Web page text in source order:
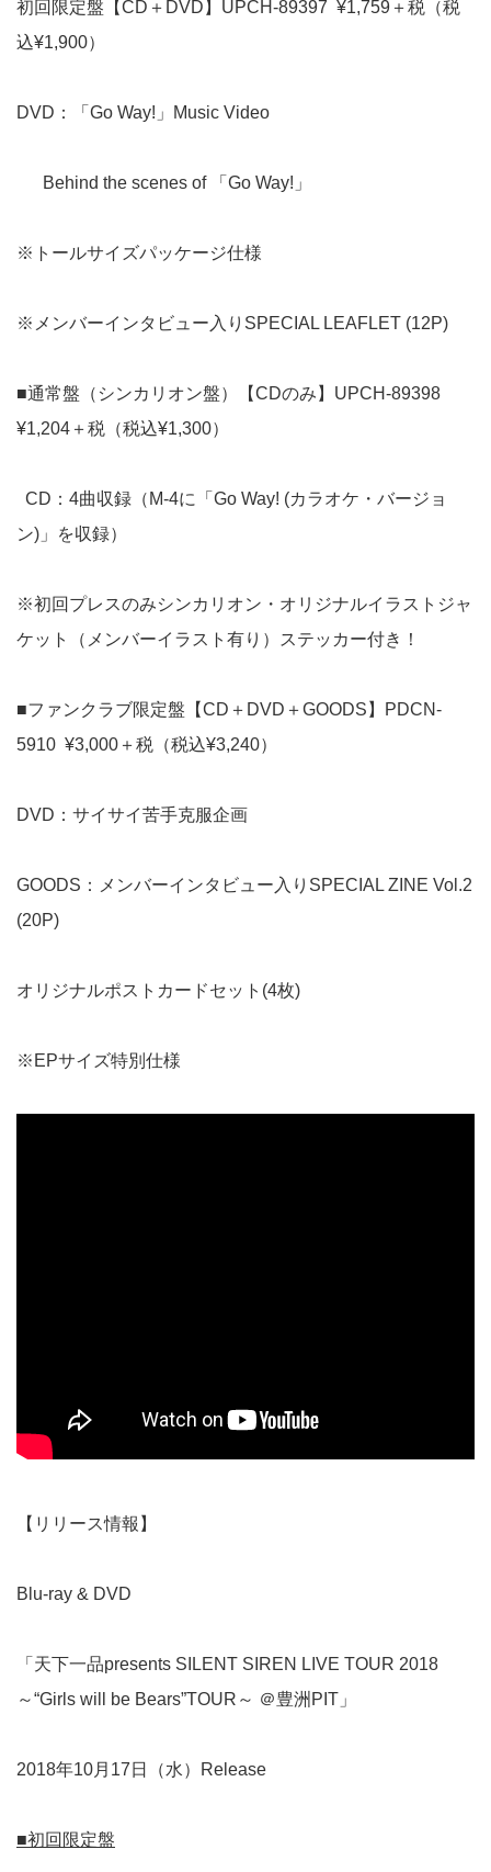
初回限定盤【CD＋DVD】UPCH-89397 ¥1,759＋税（税
込¥1,900）
DVD：「Go Way!」Music Video
Behind the scenes of 「Go Way!」
※トールサイズパッケージ仕様
※メンバーインタビュー入りSPECIAL LEAFLET (12P)
■通常盤（シンカリオン盤）【CDのみ】UPCH-89398
¥1,204＋税（税込¥1,300）
CD：4曲収録（M-4に「Go Way! (カラオケ・バージョ
ン)」を収録）
※初回プレスのみシンカリオン・オリジナルイラストジャ
ケット（メンバーイラスト有り）ステッカー付き！
■ファンクラブ限定盤【CD＋DVD＋GOODS】PDCN-
5910 ¥3,000＋税（税込¥3,240）
DVD：サイサイ苦手克服企画
GOODS：メンバーインタビュー入りSPECIAL ZINE Vol.2
(20P)
オリジナルポストカードセット(4枚)
※EPサイズ特別仕様
【リリース情報】
Blu-ray & DVD
「天下一品presents SILENT SIREN LIVE TOUR 2018
～“Girls will be Bears”TOUR～ ＠豊洲PIT」
2018年10月17日（水）Release
■初回限定盤